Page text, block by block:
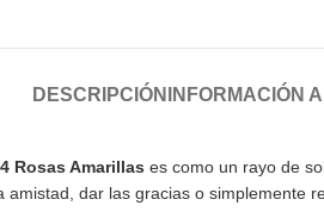
DESCRIPCIÓN INFORMACIÓN
Rosas Amarillas es como un rayo de
dar las gracias o simplemente